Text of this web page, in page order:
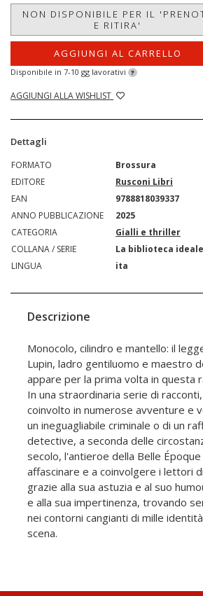
NON DISPONIBILE PER IL
E RITIRA'
AGGIUNGI AL CARRELLO
Disponibile in 7-10 gg lavorativi ?
AGGIUNGI ALLA WISHLIST
Dettagli
FORMATO
Brossura
EDITORE
Rusconi Libri
EAN
9788818039337
ANNO PUBBLICAZIONE
2025
CATEGORIA
Gialli e thriller
COLLANA / SERIE
La biblioteca
LINGUA
ita
Descrizione
Monocolo, cilindro e mantello: il
Lupin, ladro gentiluomo e maestro
appare per la prima volta in questa
In una straordinaria serie di
coinvolto in numerose avventure e
un ineguagliabile criminale o di un
detective, a seconda delle
secolo, l'antieroe della Belle Époque
affascinare e a coinvolgere i lettori
grazie alla sua astuzia e al suo
e alla sua impertinenza, trovando
nei contorni cangianti di mille
scena.